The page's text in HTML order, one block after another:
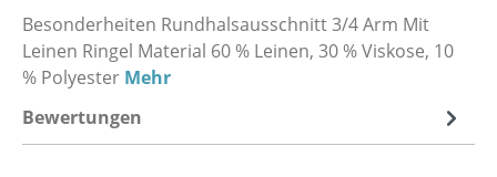
Besonderheiten Rundhalsausschnitt 3/4 Arm Mit
Leinen Ringel Material 60 % Leinen, 30 % Viskose, 10
% Polyester Mehr
Bewertungen